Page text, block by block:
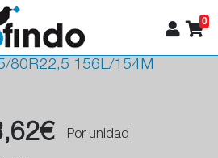
0
80R22,5 156L/154M
Por unidad